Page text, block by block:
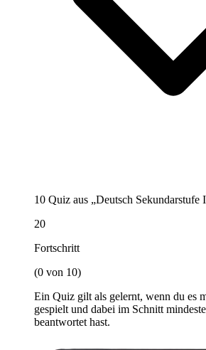
10 Quiz aus „Deutsch Sekundarstufe
20
Fortschritt
(0 von 10)
Ein Quiz gilt als gelernt, wenn du es
gespielt und dabei im Schnitt
beantwortet hast.